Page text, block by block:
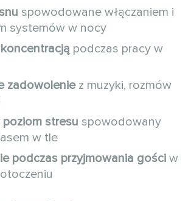
spowodowane włączaniem i
systemów w nocy
podczas pracy w
zadowoleniez muzyki, rozmów
stresu spowodowany
w tle
podczas przyjmowania gości w